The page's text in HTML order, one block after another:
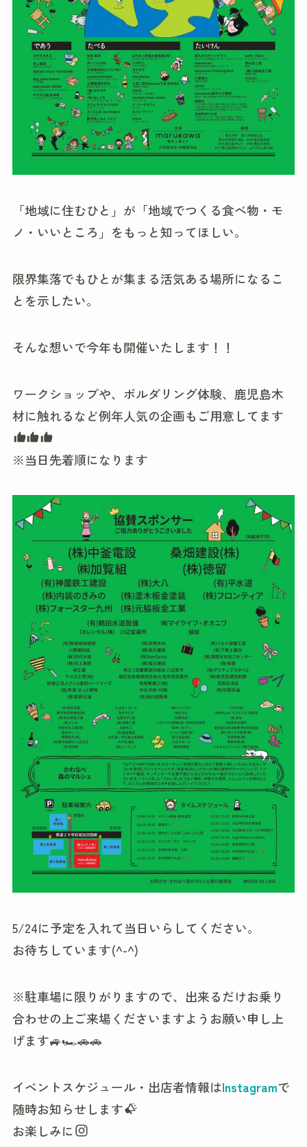
「地域に住むひと」が「地域でつくる食べ物・モ
ノ・いいところ」をもっと知ってほしい。
限界集落でもひとが集まる活気ある場所になるこ
とを示したい。
そんな想いで今年も開催いたします！！
ワークショップや、ボルダリング体験、鹿児島木
材に触れるなど例年人気の企画もご用意してます
※当日先着順になります
5/24に予定を入れて当日いらしてください。
お待ちしています(^-^)
※駐車場に限りがりますので、出来るだけお乗り
合わせの上ご来場くださいますようお願い申し上
げます🚙🏎🚗🚗
イベントスケジュール・出店者情報はInstagramで
随時お知らせします
お楽しみに